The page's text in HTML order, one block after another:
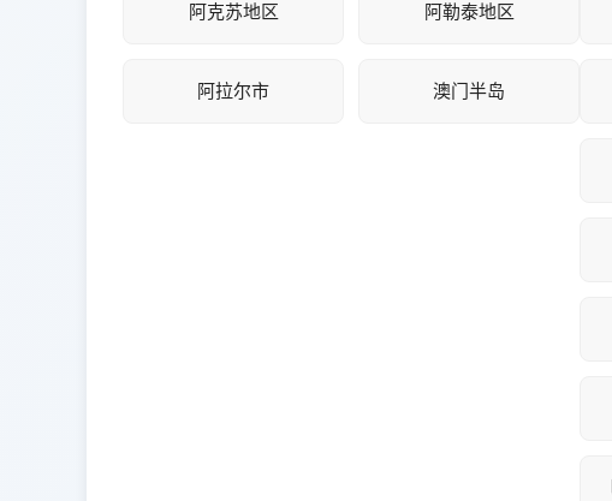
阿克苏地区 阿勒泰地区
阿拉尔市 澳门半岛